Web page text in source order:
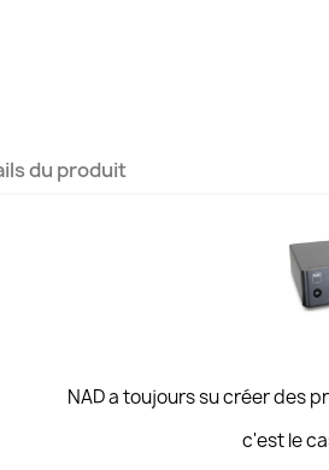
du produit
NAD a toujours su créer des
c'est le